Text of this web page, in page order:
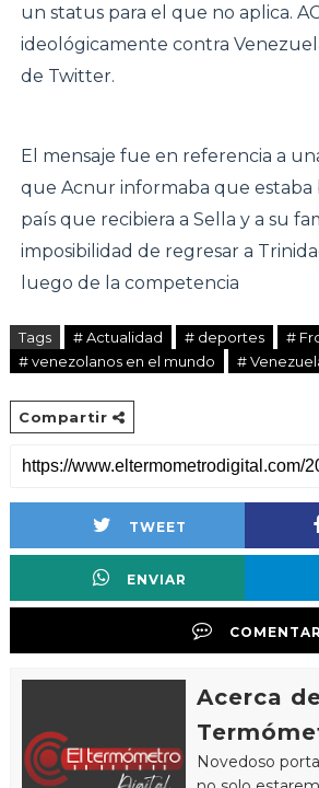
un status para el que no aplica.
ideológicamente contra
de Twitter.
El mensaje fue en referencia a
que Acnur informaba que estaba
país que recibiera a Sella y a su
imposibilidad de regresar a
luego de la competencia
Tags # Actualidad # deportes #
# venezolanos en el mundo
#
Compartir
TWEET
ENVIAR
COMENTAR
Acerca
Novedoso